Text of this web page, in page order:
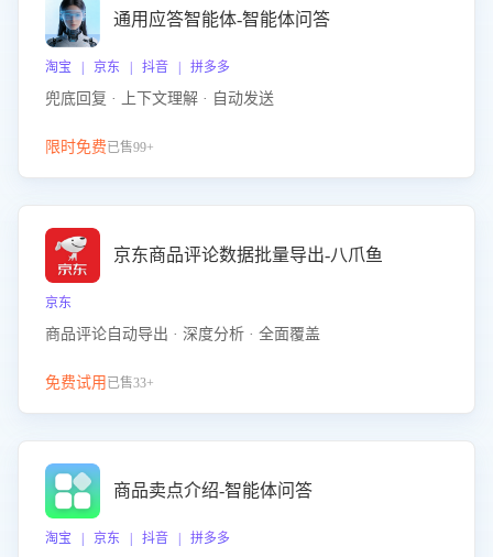
通用应答智能体-智能体问答
淘宝 | 京东 | 抖音 | 拼多多
兜底回复 · 上下文理解 · 自动发送
限时免费已售99+
京东商品评论数据批量导出-八爪鱼
京东
商品评论自动导出 · 深度分析 · 全面覆盖
免费试用 已售33+
商品卖点介绍-智能体问答
淘宝 | 京东 | 抖音 | 拼多多